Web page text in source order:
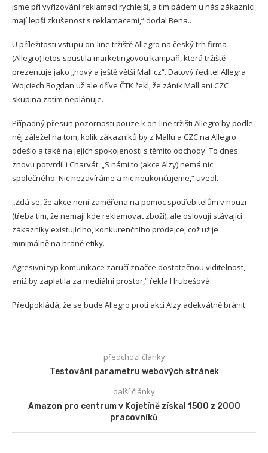
jsme při vyřizování reklamací rychlejší, a tím pádem u nás zákazníci
mají lepší zkušenost s reklamacemi,“ dodal Bena..
U příležitosti vstupu on-line tržiště Allegro na český trh firma
(Allegro) letos spustila marketingovou kampaň, která tržiště
prezentuje jako „nový a ještě větší Mall.cz“. Datový ředitel Allegra
Wojciech Bogdan už ale dříve ČTK řekl, že zánik Mall ani CZC
skupina zatím neplánuje.
Případný přesun pozornosti pouze k on-line tržišti Allegro by podle
něj záležel na tom, kolik zákazníků by z Mallu a CZC na Allegro
odešlo a také na jejich spokojenosti s těmito obchody. To dnes
znovu potvrdil i Charvát. „S námi to (akce Alzy) nemá nic
společného. Nic nezavíráme a nic neukončujeme,“ uvedl.
„Zdá se, že akce není zaměřena na pomoc spotřebitelům v nouzi
(třeba tím, že nemají kde reklamovat zboží), ale oslovují stávající
zákazníky existujícího, konkurenčního prodejce, což už je
minimálně na hraně etiky.
Agresivní typ komunikace zaručí značce dostatečnou viditelnost,
aniž by zaplatila za mediální prostor,“ řekla Hrubešová.
Předpokládá, že se bude Allegro proti akci Alzy adekvátně bránit.
předchozí články
Testování parametru webových stránek
další články
Amazon pro centrum v Kojetíně získal 1500 z 2000
pracovníků